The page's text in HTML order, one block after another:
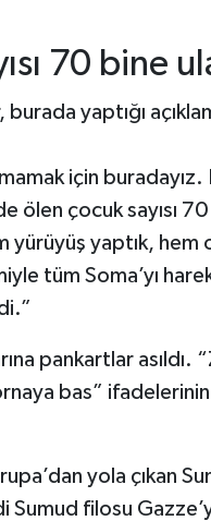
70 bine
yaptığı
için buradayız.
ölen çocuk sayısı
yürüyüş yaptık,
tüm Soma’yı
pankartlar asıldı.
bas” ifadelerinin
yola çıkan
Sumud filosu